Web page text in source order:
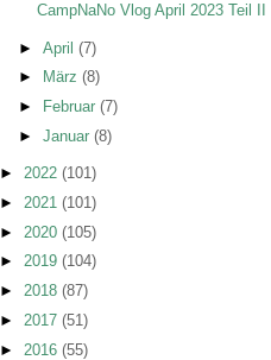
CampNaNo Vlog April 2023 Teil II
► April (7)
►
März (8)
►
Februar (7)
► Januar (8)
► 2022 (101)
► 2021 (101)
► 2020 (105)
► 2019 (104)
► 2018 (87)
► 2017 (51)
► 2016 (55)